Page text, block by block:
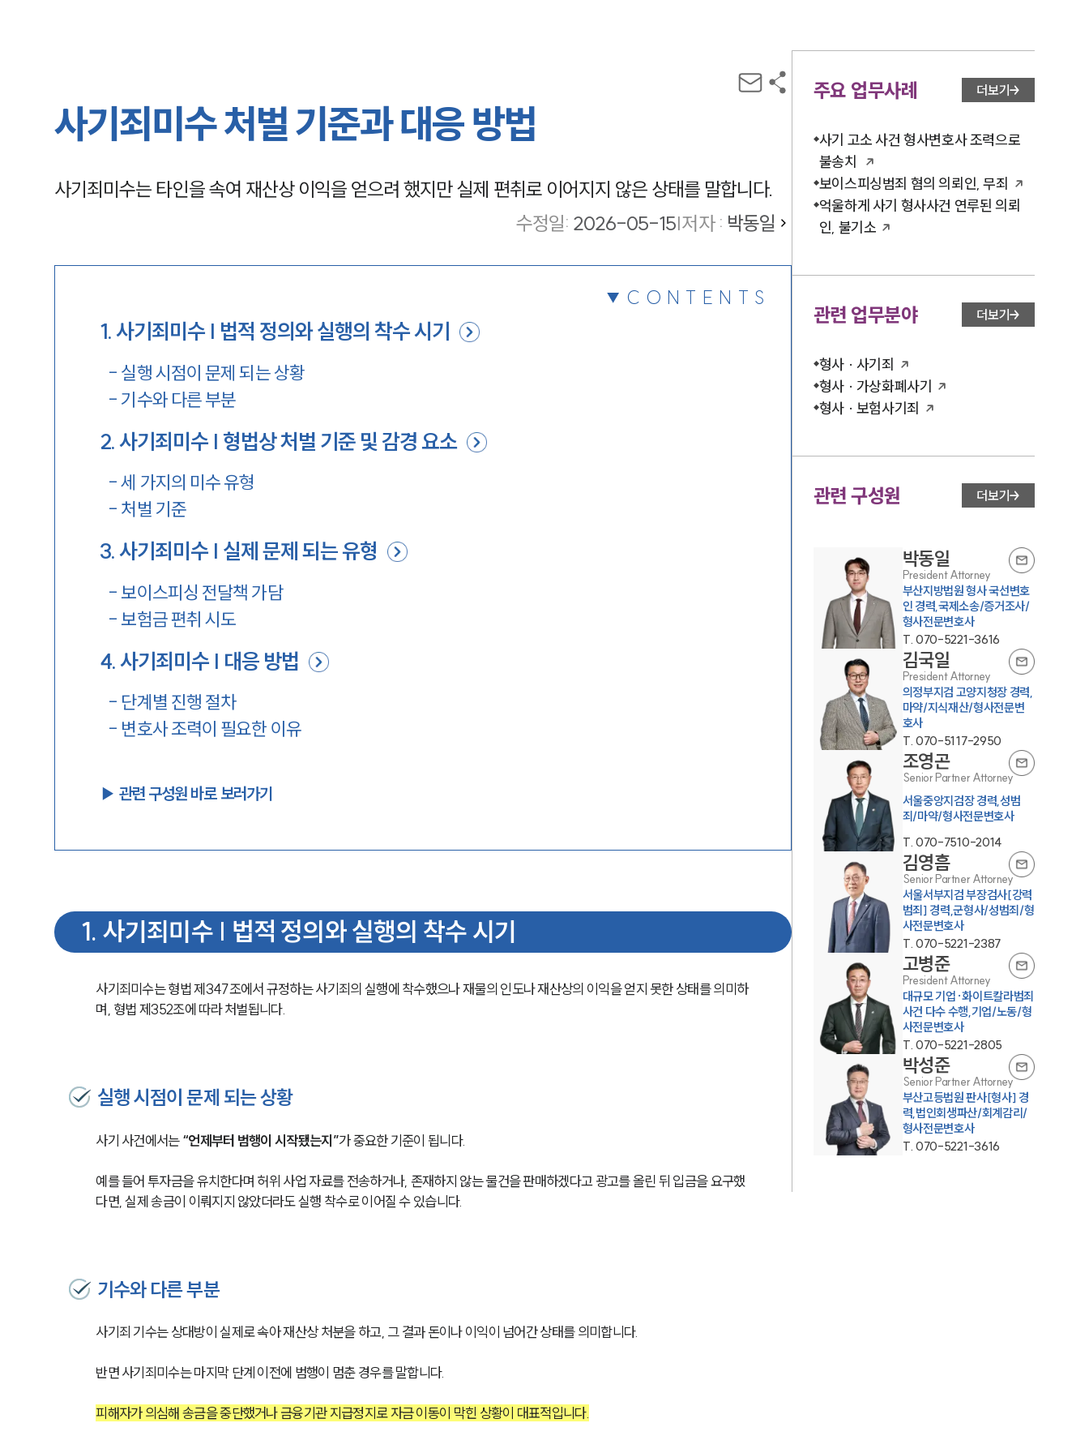
그룹소개
그룹소개
대륜의 강점
오시는 길
글로벌 파트너 로펌
고객의 소리
통합검색
AI대륜
사기죄미수 처벌 기준과 대응 방법
사기죄미수는 타인을 속여 재산상 이익을 얻으려 했지만 실제 편취로 이어지지 않은 상태를 말합니다.
수정일: 2026-05-15|저자 : 박동일
CONTENTS
1. 사기죄미수 | 법적 정의와 실행의 착수 시기
- 실행 시점이 문제 되는 상황
- 기수와 다른 부분
2. 사기죄미수 | 형법상 처벌 기준 및 감경 요소
-세 가지의 미수 유형
- 처벌 기준
3. 사기죄미수 | 실제 문제 되는 유형
- 보이스피싱 전달책 가담
- 보험금 편취 시도
4. 사기죄미수 | 대응 방법
- 단계별 진행 절차
- 변호사 조력이 필요한 이유
▶︎ 관련 구성원 바로 보러가기
1. 사기죄미수 | 법적 정의와 실행의 착수 시기
사기죄미수는 형법 제347조에서 규정하는 사기죄의 실행에 착수했으나 재물의 인도나 재산상의 이익을 얻지 못한 상태를 의미하
며, 형법 제352조에 따라 처벌됩니다.
실행 시점이 문제 되는 상황
사기 사건에서는 “언제부터 범행이 시작됐는지”가 중요한 기준이 됩니다.
예를 들어 투자금을 유치한다며 허위 사업 자료를 전송하거나, 존재하지 않는 물건을 판매하겠다고 광고를 올린 뒤 입금을 요구했
다면, 실제 송금이 이뤄지지 않았더라도 실행 착수로 이어질 수 있습니다.
기수와 다른 부분
사기죄 기수는 상대방이 실제로 속아 재산상 처분을 하고, 그 결과 돈이나 이익이 넘어간 상태를 의미합니다.
반면 사기죄미수는 마지막 단계 이전에 범행이 멈춘 경우를 말합니다.
피해자가 의심해 송금을 중단했거나 금융기관 지급정지로 자금 이동이 막힌 상황이 대표적입니다.
주요 업무사례 더보기
사기 고소 사건 형사변호사 조력으로
불송치
보이스피싱범죄 혐의 의뢰인, 무죄
억울하게 사기 형사사건 연루된 의뢰
인, 불기소
관련 업무분야 더보기
형사 · 사기죄
형사 · 가상화폐사기
형사 · 보험사기죄
관련 구성원 더보기
박동일
President Attorney
부산지방법원 형사 국선변호
인 경력,국제소송/증거조사/
형사전문변호사
T. 070-5221-3616
김국일
President Attorney
의정부지검 고양지청장 경력,
마약/지식재산/형사전문변
호사
T. 070-5117-2950
조영곤
Senior Partner Attorney
서울중앙지검장 경력,성범
죄/마약/형사전문변호사
T. 070-7510-2014
김영흠
Senior Partner Attorney
서울서부지검 부장검사[강력
범죄] 경력,군형사/성범죄/형
사전문변호사
T. 070-5221-2387
고병준
President Attorney
대규모 기업·화이트칼라범죄
사건 다수 수행,기업/노동/형
사전문변호사
T. 070-5221-2805
박성준
Senior Partner Attorney
부산고등법원 판사[형사] 경
력,법인회생파산/회계감리/
형사전문변호사
T. 070-5221-3616